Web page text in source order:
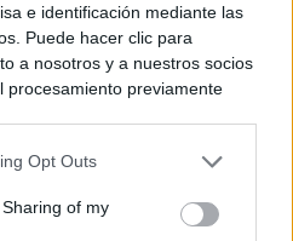
e identificación mediante las
Puede hacer clic para
a nosotros y a nuestros socios
procesamiento previamente
en cuenta que algún
tiene el derecho de
Opt Outs
of my